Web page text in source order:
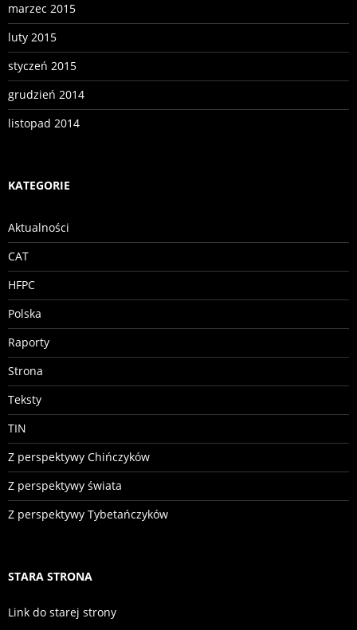
marzec 2015
luty 2015
styczeń 2015
grudzień 2014
listopad 2014
KATEGORIE
Aktualności
CAT
HFPC
Polska
Raporty
Strona
Teksty
TIN
Z perspektywy Chińczyków
Z perspektywy świata
Z perspektywy Tybetańczyków
STARA STRONA
Link do starej strony